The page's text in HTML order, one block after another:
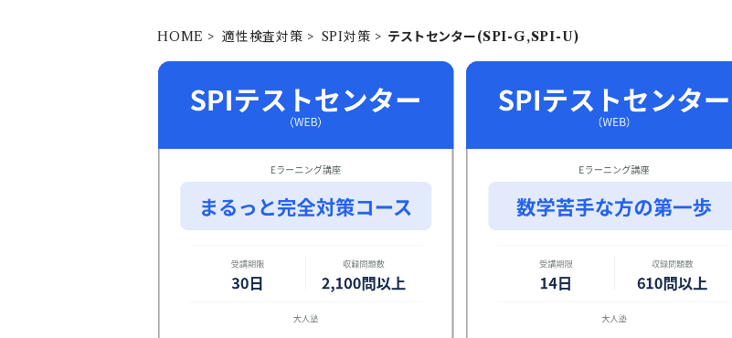
HOME 適性検査対策 SPI対策 テストセンター(SPI-G,SPI-U)